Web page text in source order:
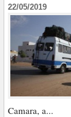
22/05/2019
Camara, a...